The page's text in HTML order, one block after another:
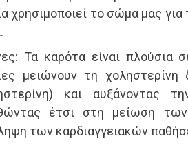
χρησιμοποιεί το σώμα μας
Τα καρότα είναι πλούσια
μειώνουν τη
και αυξάνοντας
έτσι στη μείωση
των καρδιαγγειακών